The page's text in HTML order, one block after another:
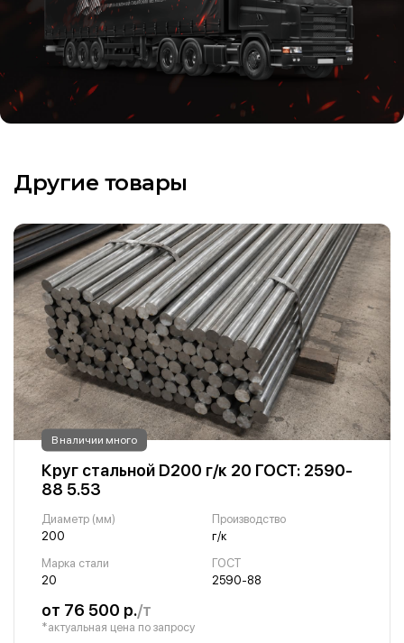
Другие товары
В наличии много
Круг стальной D200 г/к 20 ГОСТ: 2590-
88 5.53
Диаметр (мм)
200
Производство
г/к
Марка стали
20
ГОСТ
2590-88
от 76 500 р./т
*актуальная цена по запросу